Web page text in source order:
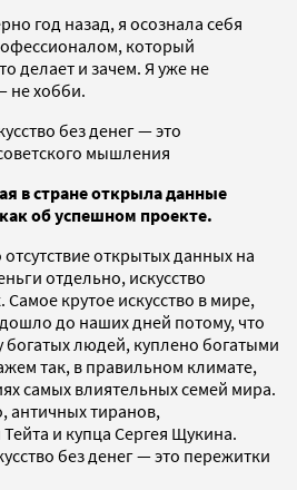
год назад, я осознала себя
который
делает и зачем. Я уже не
не хобби.
без денег — это
мышления
в стране открыла данные
об успешном проекте.
открытых данных на
отдельно, искусство
Самое крутое искусство в мире,
до наших дней потому, что
богатых людей, куплено богатыми
так, в правильном климате,
самых влиятельных семей мира.
античных тиранов,
и купца Сергея Щукина.
без денег — это пережитки